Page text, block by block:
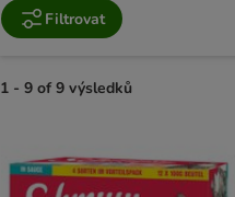
Filtrovat
1 - 9 of 9 výsledků